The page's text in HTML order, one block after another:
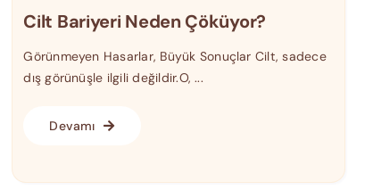
Cilt Bariyeri Neden Çöküyor?
Görünmeyen Hasarlar, Büyük Sonuçlar Cilt, sadece
dış görünüşle ilgili değildir.O, ...
Devamı